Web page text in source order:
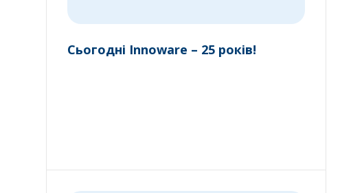
Сьогодні Innoware – 25 років!